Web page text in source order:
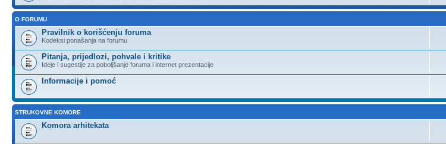
O FORUMU
Pravilnik o korišćenju foruma
Kodeksi ponašanja na forumu
Pitanja, prijedlozi, pohvale i kritike
Ideje i sugestije za poboljšanje foruma i internet prezentacije
Informacije i pomoć
STRUKOVNE KOMORE
Komora arhitekata